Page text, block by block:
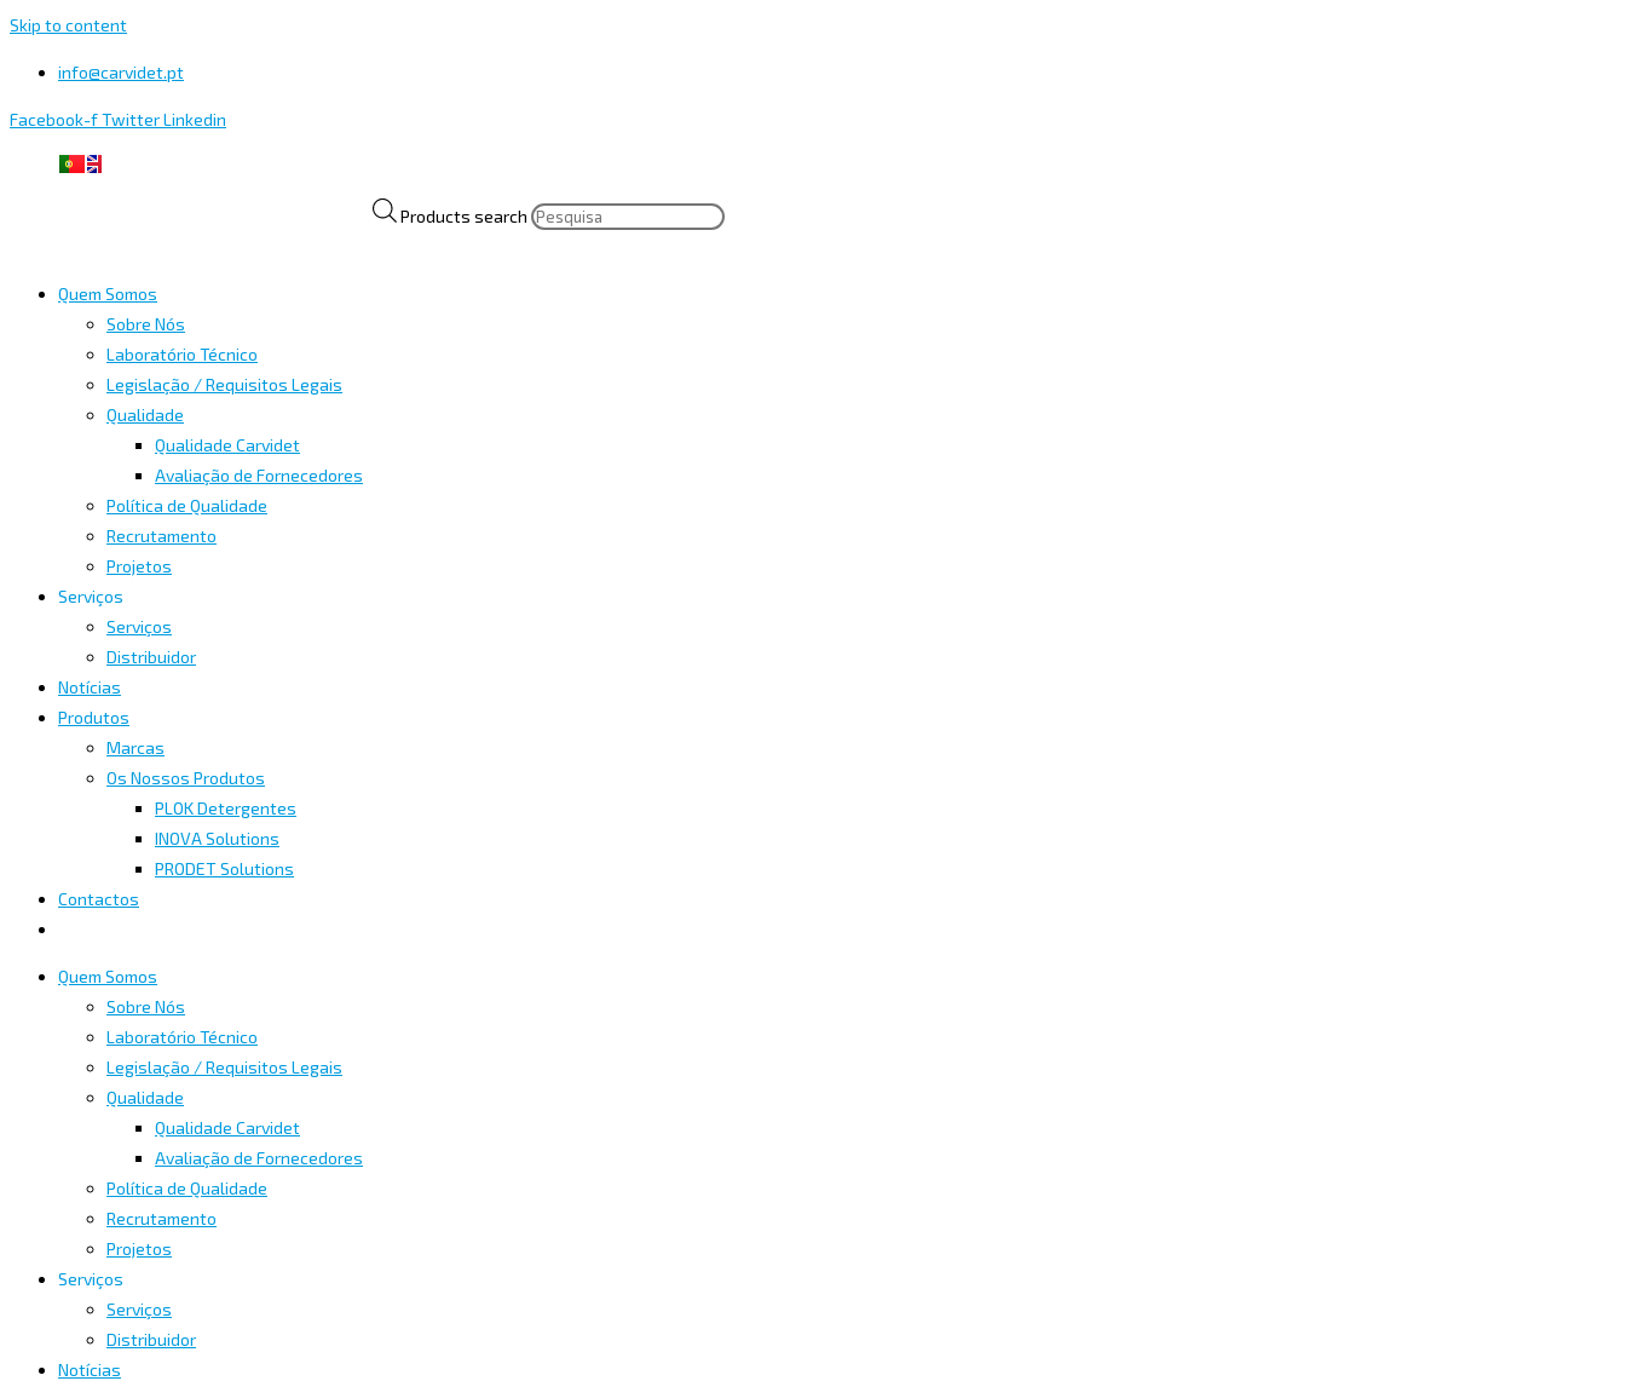
Skip to content
info@carvidet.pt
Facebook-fTwitterLinkedin
Products search
Quem Somos
Sobre Nós
Laboratório Técnico
Legislação / Requisitos Legais
Qualidade
Qualidade Carvidet
Avaliação de Fornecedores
Política de Qualidade
Recrutamento
Projetos
Serviços
Serviços
Distribuidor
Notícias
Produtos
Marcas
Os Nossos Produtos
PLOK Detergentes
INOVA Solutions
PRODET Solutions
Contactos
Quem Somos
Sobre Nós
Laboratório Técnico
Legislação / Requisitos Legais
Qualidade
Qualidade Carvidet
Avaliação de Fornecedores
Política de Qualidade
Recrutamento
Projetos
Serviços
Serviços
Distribuidor
Notícias